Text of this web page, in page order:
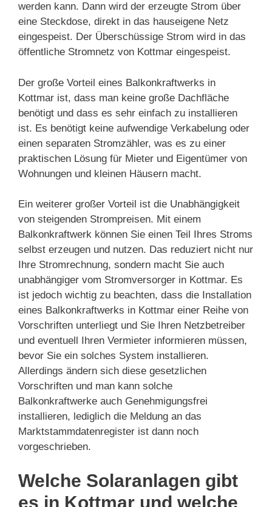
werden kann. Dann wird der erzeugte Strom über
eine Steckdose, direkt in das hauseigene Netz
eingespeist. Der Überschüssige Strom wird in das
öffentliche Stromnetz von Kottmar eingespeist.
Der große Vorteil eines Balkonkraftwerks in
Kottmar ist, dass man keine große Dachfläche
benötigt und dass es sehr einfach zu installieren
ist. Es benötigt keine aufwendige Verkabelung oder
einen separaten Stromzähler, was es zu einer
praktischen Lösung für Mieter und Eigentümer von
Wohnungen und kleinen Häusern macht.
Ein weiterer großer Vorteil ist die Unabhängigkeit
von steigenden Strompreisen. Mit einem
Balkonkraftwerk können Sie einen Teil Ihres Stroms
selbst erzeugen und nutzen. Das reduziert nicht nur
Ihre Stromrechnung, sondern macht Sie auch
unabhängiger vom Stromversorger in Kottmar. Es
ist jedoch wichtig zu beachten, dass die Installation
eines Balkonkraftwerks in Kottmar einer Reihe von
Vorschriften unterliegt und Sie Ihren Netzbetreiber
und eventuell Ihren Vermieter informieren müssen,
bevor Sie ein solches System installieren.
Allerdings ändern sich diese gesetzlichen
Vorschriften und man kann solche
Balkonkraftwerke auch Genehmigungsfrei
installieren, lediglich die Meldung an das
Marktstammdatenregister ist dann noch
vorgeschrieben.
Welche Solaranlagen gibt
es in Kottmar und welche